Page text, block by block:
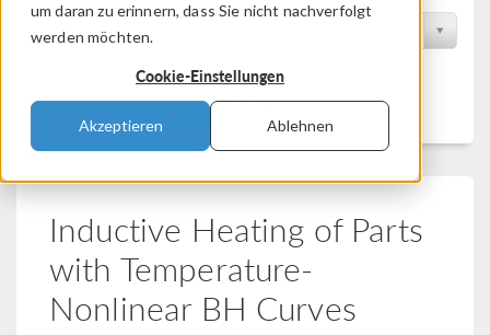
um daran zu erinnern, dass Sie nicht nachverfolgt
werden möchten.
Cookie-Einstellungen
Akzeptieren Ablehnen
Nach Produkt filtern
Filtern
Inductive Heating of Parts
with Temperature-
Nonlinear BH Curves